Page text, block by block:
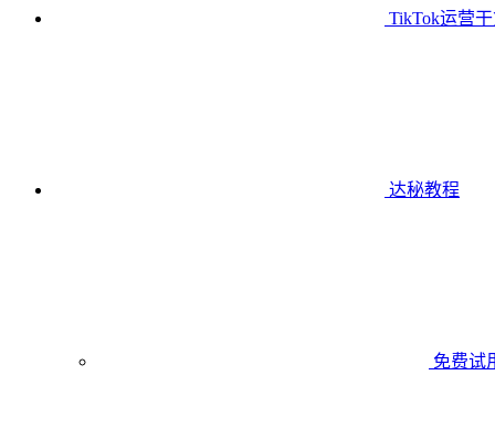
TikTok运营
达秘教程
免费试